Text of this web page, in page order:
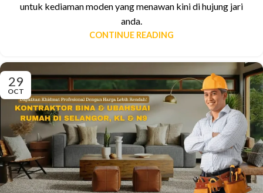
untuk kediaman moden yang menawan kini di hujung jari
anda.
CONTINUE READING
29
OCT